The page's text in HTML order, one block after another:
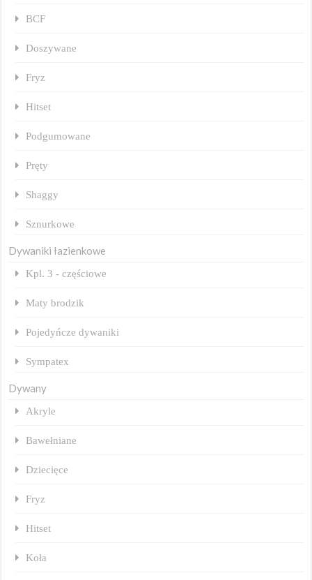
BCF
Doszywane
Fryz
Hitset
Podgumowane
Pręty
Shaggy
Sznurkowe
Dywaniki łazienkowe
Kpl. 3 - częściowe
Maty brodzik
Pojedyńcze dywaniki
Sympatex
Dywany
Akryle
Bawełniane
Dziecięce
Fryz
Hitset
Koła